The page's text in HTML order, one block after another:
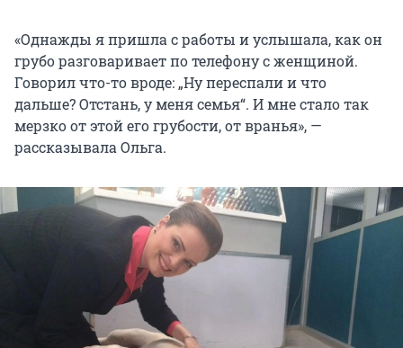
«Однажды я пришла с работы и услышала, как он
грубо разговаривает по телефону с женщиной.
Говорил что-то вроде: „Ну переспали и что
дальше? Отстань, у меня семья“. И мне стало так
мерзко от этой его грубости, от вранья», —
рассказывала Ольга.